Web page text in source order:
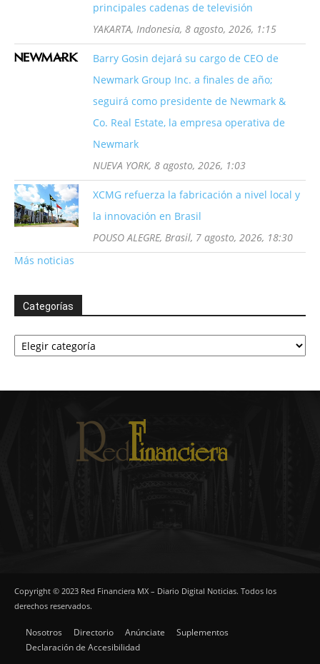
principales cadenas de televisión
YAKARTA, Indonesia, 8 agosto, 2026, 1:15
Barry Gosin dejará su cargo de CEO de
Newmark Group Inc. a finales de año;
seguirá como presidente de Newmark &
Co. Real Estate, la empresa operativa de
Newmark
NUEVA YORK, 8 agosto, 2026, 1:03
XCMG refuerza la fabricación a nivel local y
la innovación en Brasil
POUSO ALEGRE, Brasil, 7 agosto, 2026, 18:30
Más noticias
Categorías
Categorías
Copyright © 2023 Red Financiera MX – Diario Digital Noticias. Todos los
derechos reservados.
Nosotros Directorio Anúnciate
Suplementos
Declaración de Accesibilidad